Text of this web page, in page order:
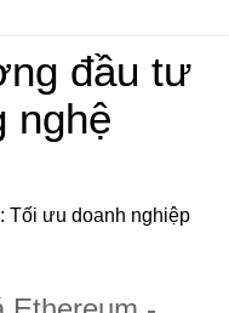
đầu tư
nghệ
Tối ưu doanh nghiệp